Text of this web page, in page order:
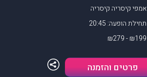
תחילת הופעה: 20:45
אמפי קיסריה קיסריה
₪199 - ₪279
פרטים והזמנה